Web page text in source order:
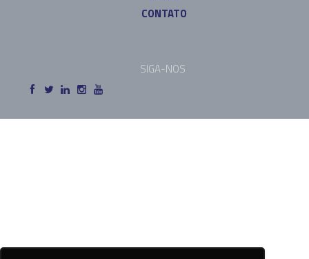
CONTATO
SIGA-NOS